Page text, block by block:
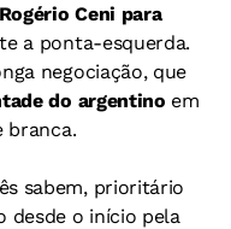
Ceni para
a ponta-esquerda.
negociação, que
do argentino em
branca.
sabem, prioritário
desde o início pela